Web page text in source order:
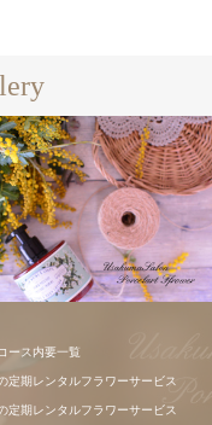
ース内要一覧
定期レンタルフラワーサービス
定期レンタルフラワーサービス